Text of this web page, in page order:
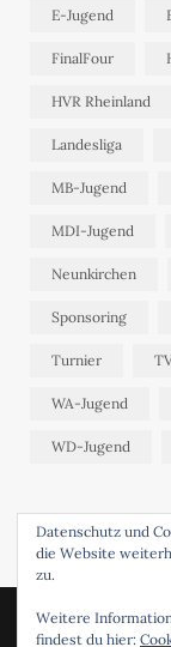
Datenschutz und
die Website
zu.
Weitere
findest du hier:
E-Jugend
FinalFour
HVR Rheinland
Landesliga
MB-Jugend
MDI-Jugend
Neunkirchen
Sponsoring
Turnier
WA-Jugend
WD-Jugend
© 2024